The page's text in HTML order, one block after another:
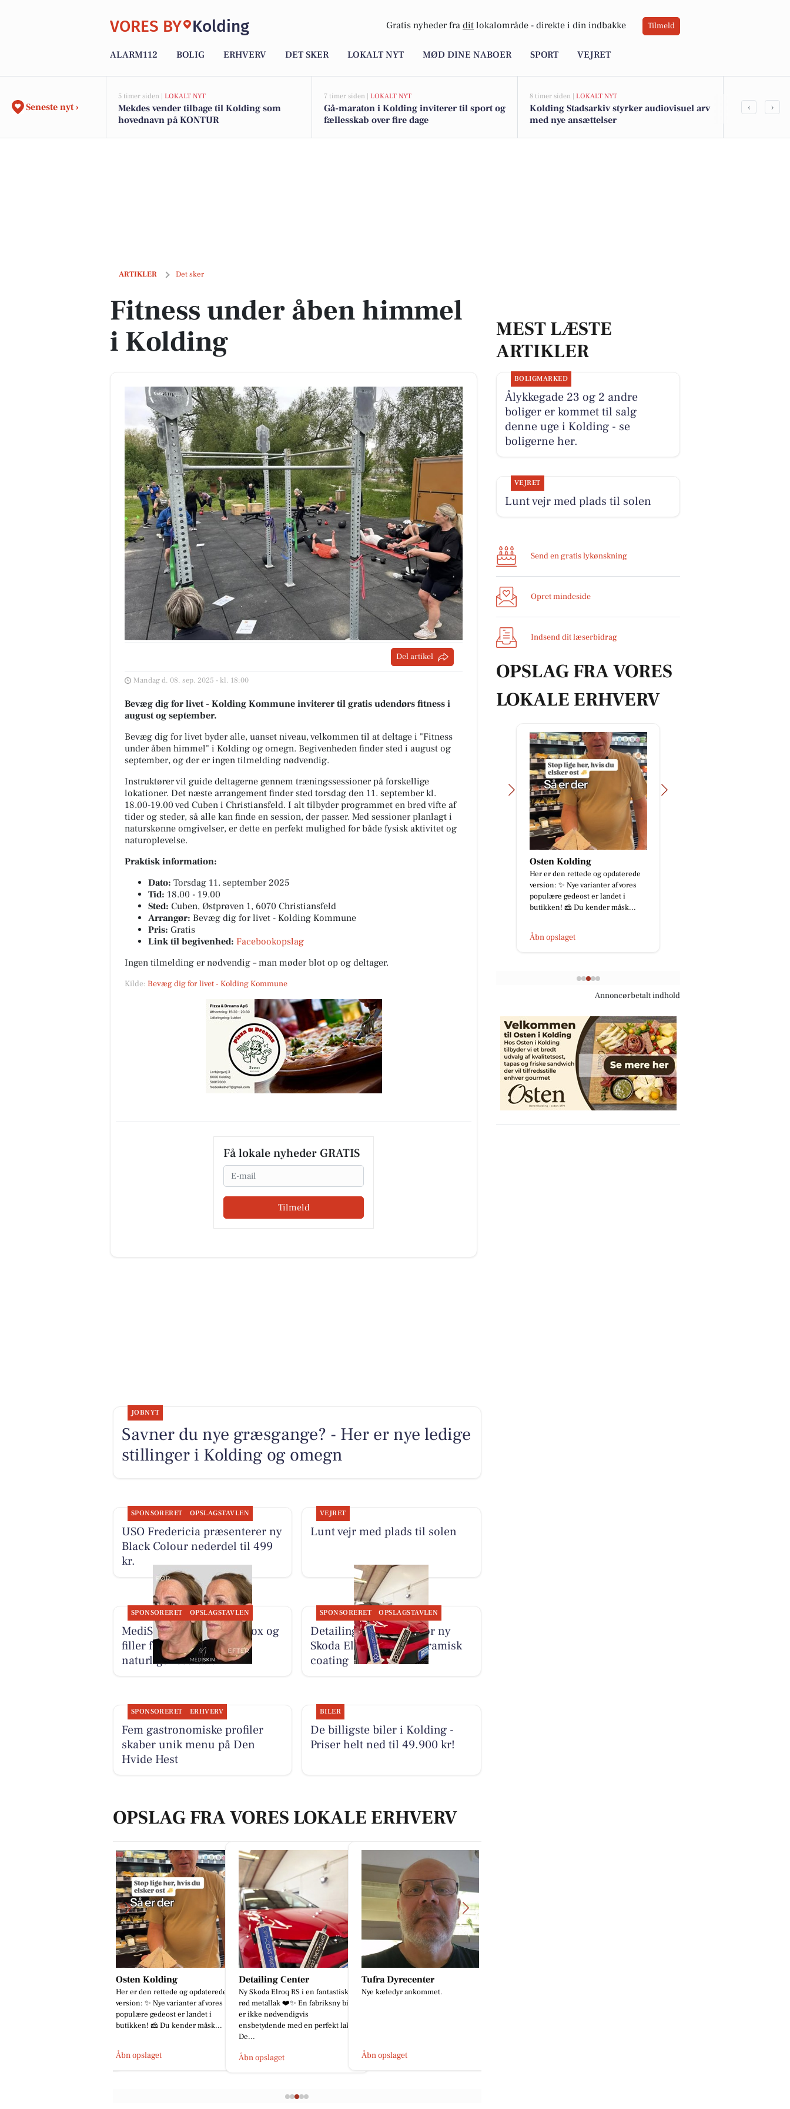
VORES BY Kolding Gratis nyheder fra dit lokalområde - direkte i din indbakke Tilmeld
ALARM112 BOLIG ERHVERV DET SKER LOKALT NYT MØD DINE NABOER SPORT VEJRET
Seneste nyt ›
5 timer siden | LOKALT NYT
Mekdes vender tilbage til Kolding som
hovednavn på KONTUR
7 timer siden | LOKALT NYT
Gå-maraton i Kolding inviterer til sport og
fællesskab over fire dage
8 timer siden | LOKALT NYT
Kolding Stadsarkiv styrker audiovisuel arv
med nye ansættelser
‹ ›
ARTIKLER Det sker
Fitness under åben himmel i Kolding
Fitness under åben himmel
i Kolding
Del artikel
Mandag d. 08. sep. 2025 - kl. 18:00
Bevæg dig for livet - Kolding Kommune inviterer til gratis udendørs fitness i
august og september.
Bevæg dig for livet byder alle, uanset niveau, velkommen til at deltage i "Fitness
under åben himmel" i Kolding og omegn. Begivenheden finder sted i august og
september, og der er ingen tilmelding nødvendig.
Instruktører vil guide deltagerne gennem træningssessioner på forskellige
lokationer. Det næste arrangement finder sted torsdag den 11. september kl.
18.00-19.00 ved Cuben i Christiansfeld. I alt tilbyder programmet en bred vifte af
tider og steder, så alle kan finde en session, der passer. Med sessioner planlagt i
naturskønne omgivelser, er dette en perfekt mulighed for både fysisk aktivitet og
naturoplevelse.
Praktisk information:
Dato: Torsdag 11. september 2025
Tid: 18.00 - 19.00
Sted: Cuben, Østprøven 1, 6070 Christiansfeld
Arrangør: Bevæg dig for livet - Kolding Kommune
Pris: Gratis
Link til begivenhed: Facebookopslag
Ingen tilmelding er nødvendig – man møder blot op og deltager.
Kilde: Bevæg dig for livet - Kolding Kommune
Få lokale nyheder GRATIS
Email
Tilmeld
MEST LÆSTE
ARTIKLER
BOLIGMARKED
Ålykkegade 23 og 2 andre
boliger er kommet til salg
denne uge i Kolding - se
boligerne her.
VEJRET
Lunt vejr med plads til solen
Send en gratis lykønskning
Opret mindeside
Indsend dit læserbidrag
OPSLAG FRA VORES
LOKALE ERHVERV
MediSkin
behandling, der kan det hele.
Derfor kombinerer vi ofte
forskellige behandlingsformer for
at skabe ...
Åbn opslaget
Osten Kolding
Her er den rettede og opdaterede
version: ✨ Nye varianter af vores
populære gedeost er landet i
butikken! 🧀 Du kender måsk...
Åbn opslaget
Annoncørbetalt indhold
JOBNYT
Savner du nye græsgange? - Her er nye ledige
stillinger i Kolding og omegn
SPONSORERET OPSLAGSTAVLEN
USO Fredericia præsenterer ny
Black Colour nederdel til 499
kr.
VEJRET
Lunt vejr med plads til solen
SPONSORERET OPSLAGSTAVLEN
MediSkin kombinerer botox og
filler for harmoniske og
naturlige resultater
SPONSORERET OPSLAGSTAVLEN
Detailing Center klargør ny
Skoda Elroq RS med keramisk
coating
SPONSORERET ERHVERV
Fem gastronomiske profiler
skaber unik menu på Den
Hvide Hest
BILER
De billigste biler i Kolding -
Priser helt ned til 49.900 kr!
OPSLAG FRA VORES LOKALE ERHVERV
Osten Kolding
Her er den rettede og opdaterede
version: ✨ Nye varianter af vores
populære gedeost er landet i
butikken! 🧀 Du kender måsk...
Åbn opslaget
Detailing Center
Ny Skoda Elroq RS i en fantastisk
rød metallak ❤️✨ En fabriksny bil
er ikke nødvendigvis
ensbetydende med en perfekt lak.
De...
Åbn opslaget
Tufra Dyrecenter
Nye kæledyr ankommet.
Åbn opslaget